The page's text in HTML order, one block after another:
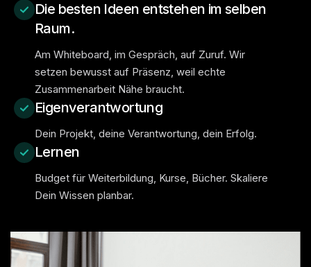
Die besten Ideen entstehen im selben
Raum.
Am Whiteboard, im Gespräch, auf Zuruf. Wir
setzen bewusst auf Präsenz, weil echte
Zusammenarbeit Nähe braucht.
Eigenverantwortung
Dein Projekt, deine Verantwortung, dein Erfolg.
Lernen
Budget für Weiterbildung, Kurse, Bücher. Skaliere
Dein Wissen planbar.